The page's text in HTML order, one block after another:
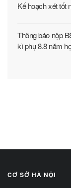
Kế hoạch xét tốt
Thông báo nộp
kì phụ 8.8 năm
CƠ SỞ HÀ NỘI